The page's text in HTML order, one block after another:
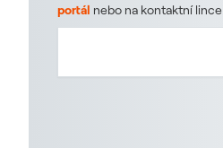
portál nebo na kontaktní lince